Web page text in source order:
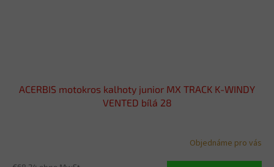
ACERBIS motokros kalhoty junior MX TRACK K-WINDY
VENTED bílá 28
Objednáme pro vás